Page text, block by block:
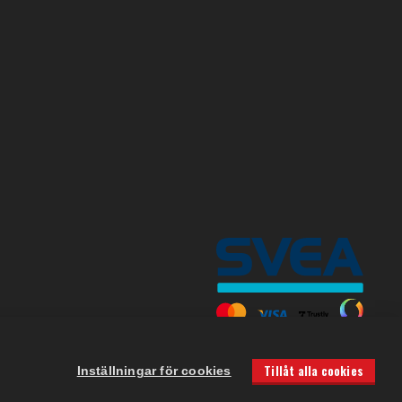
Inställningar för cookies Tillåt alla cookies